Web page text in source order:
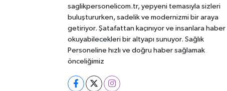
saglikpersonelicom.tr, yepyeni temasıyla sizleri
buluştururken, sadelik ve modernizmi bir araya
getiriyor. Şatafattan kaçınıyor ve insanlara haber
okuyabilecekleri bir altyapı sunuyor. Sağlık
Personeline hızlı ve doğru haber sağlamak
önceliğimiz